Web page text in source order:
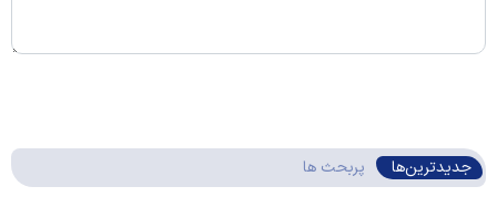
جدیدترین‌ها پربحث ها